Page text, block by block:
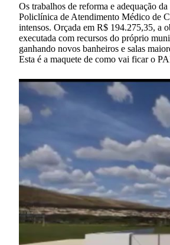
Os trabalhos de reforma e adequação da
Policlínica de Atendimento Médico de
intensos. Orçada em R$ 194.275,35, a
executada com recursos do próprio
ganhando novos banheiros e salas
Esta é a maquete de como vai ficar o